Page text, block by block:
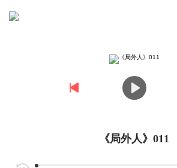
《局外人》011